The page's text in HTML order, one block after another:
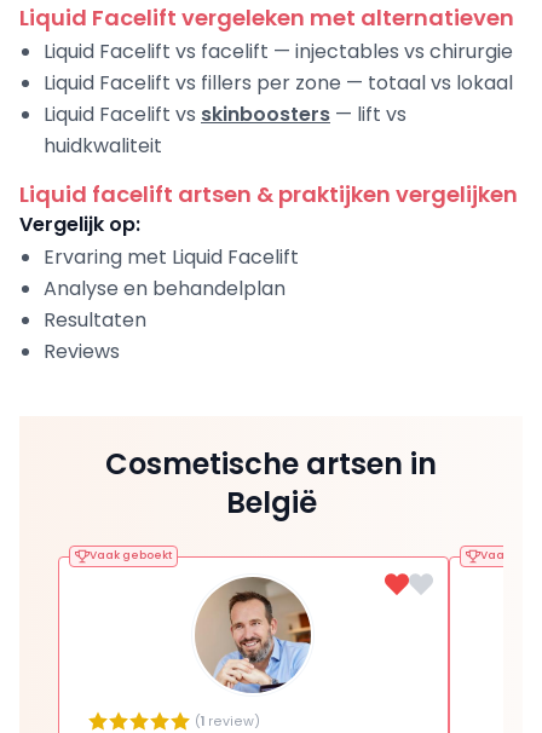
Liquid Facelift vergeleken met alternatieven
Liquid Facelift vs facelift — injectables vs chirurgie
Liquid Facelift vs fillers per zone — totaal vs lokaal
Liquid Facelift vs skinboosters — lift vs
huidkwaliteit
Liquid facelift artsen & praktijken vergelijken
Vergelijk op:
Ervaring met Liquid Facelift
Analyse en behandelplan
Resultaten
Reviews
Cosmetische artsen in
België
Vaak geboekt
(1 review)
Vaak